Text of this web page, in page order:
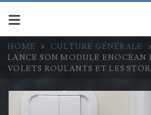
HOME > CULTURE GÉNÉRALE >
LANCE SON MODULE ENOCEAN
VOLETS ROULANTS ET LES